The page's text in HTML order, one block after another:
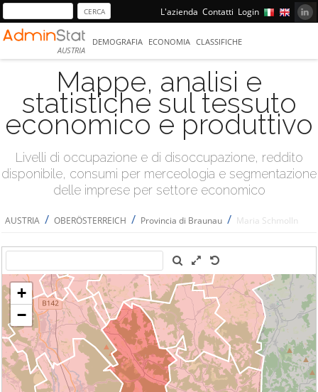
L'azienda Contatti Login
AUSTRIA
DEMOGRAFIA ECONOMIA CLASSIFICHE
Mappe, analisi e
statistiche sul tessuto
economico e produttivo
Livelli di occupazione e di disoccupazione, reddito
disponibile, consumi per merceologia e segmentazione
delle imprese per settore economico
AUSTRIA / OBERÖSTERREICH / Provincia di Braunau / Maria Schmolln